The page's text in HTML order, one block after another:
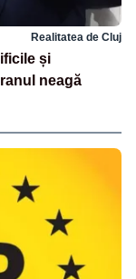
Realitatea de Cluj
și
neagă